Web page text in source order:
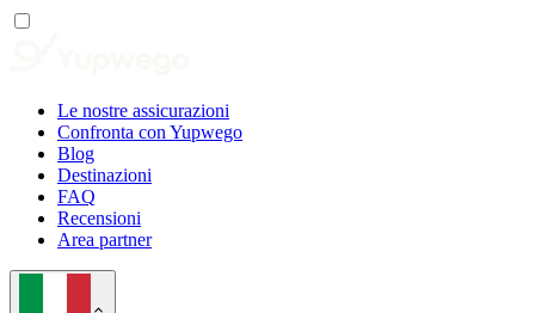
Le nostre assicurazioni
Confronta con Yupwego
Blog
Destinazioni
FAQ
Recensioni
Area partner